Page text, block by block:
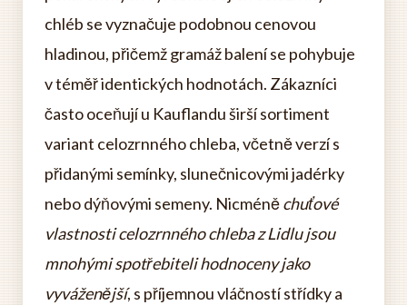
chléb se vyznačuje podobnou cenovou
hladinou, přičemž gramáž balení se pohybuje
v téměř identických hodnotách. Zákazníci
často oceňují u Kauflandu širší sortiment
variant celozrnného chleba, včetně verzí s
přidanými semínky, slunečnicovými jadérky
nebo dýňovými semeny. Nicméněchuťové
vlastnosti celozrnného chleba z Lidlu jsou
mnohými spotřebiteli hodnoceny jako
vyváženější, s příjemnou vláčností střídky a